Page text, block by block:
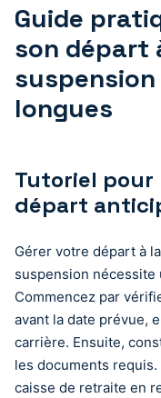
Guide
son départ
longues
Tutoriel pour
départ
Gérer votre départ à
suspension
Commencez par
avant la date prévue,
carrière. Ensuite,
les documents
caisse de retraite en